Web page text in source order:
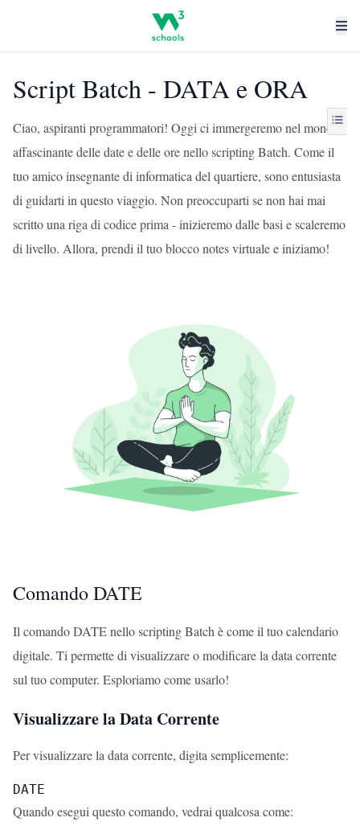
Script Batch - DATA e ORA
Ciao, aspiranti programmatori! Oggi ci immergeremo nel mondo
affascinante delle date e delle ore nello scripting Batch. Come il
tuo amico insegnante di informatica del quartiere, sono entusiasta
di guidarti in questo viaggio. Non preoccuparti se non hai mai
scritto una riga di codice prima - inizieremo dalle basi e scaleremo
di livello. Allora, prendi il tuo blocco notes virtuale e iniziamo!
Comando DATE
Il comando DATE nello scripting Batch è come il tuo calendario
digitale. Ti permette di visualizzare o modificare la data corrente
sul tuo computer. Esploriamo come usarlo!
Visualizzare la Data Corrente
Per visualizzare la data corrente, digita semplicemente:
DATE
Quando esegui questo comando, vedrai qualcosa come: